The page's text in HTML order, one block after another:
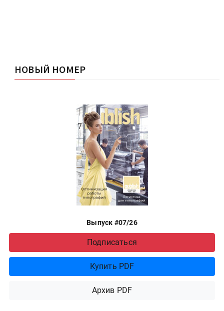
НОВЫЙ НОМЕР
Выпуск #07/26
Подписаться
Купить PDF
Архив PDF